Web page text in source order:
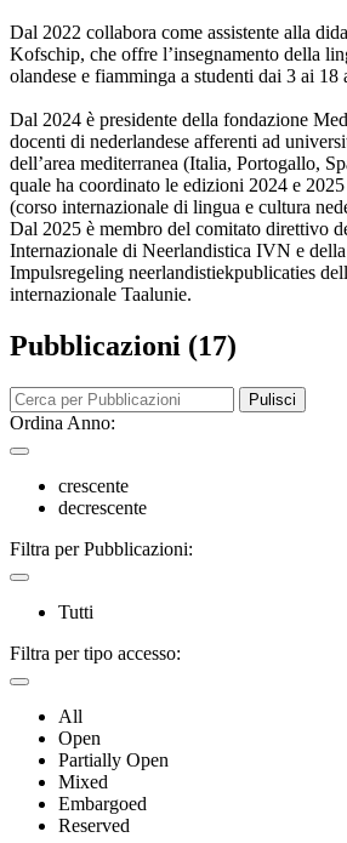
Dal 2022 collabora come assistente alla
Kofschip, che offre l’insegnamento della
olandese e fiamminga a studenti dai 3 ai 18
Dal 2024 è presidente della fondazione
docenti di nederlandese afferenti ad
dell’area mediterranea (Italia, Portogallo,
quale ha coordinato le edizioni 2024 e
(corso internazionale di lingua e cultura
Dal 2025 è membro del comitato direttivo
Internazionale di Neerlandistica IVN e
Impulsregeling neerlandistiekpublicaties
internazionale Taalunie.
Pubblicazioni (17)
Pulisci
Ordina Anno:
crescente
decrescente
Filtra per Pubblicazioni:
Tutti
Filtra per tipo accesso:
All
Open
Partially Open
Mixed
Embargoed
Reserved